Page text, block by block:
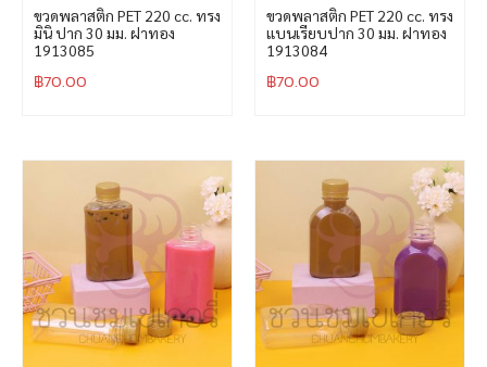
ขวดพลาสติก PET 220 cc. ทรง
มินิ ปาก 30 มม. ฝาทอง
1913085
฿70.00
ขวดพลาสติก PET 220 cc. ทรง
แบนเรียบปาก 30 มม. ฝาทอง
1913084
฿70.00